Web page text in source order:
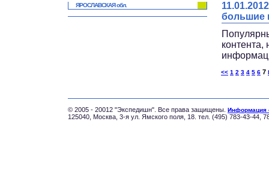
ЯРОСЛАВСКАЯ обл.
большие
контента,
<< 1 2 3 4 5 6 7
© 2005 - 20012 "Экспедишн". Все права защищены. Информация
125040, Москва, 3-я ул. Ямского поля, 18. тел. (495) 783-43-44,